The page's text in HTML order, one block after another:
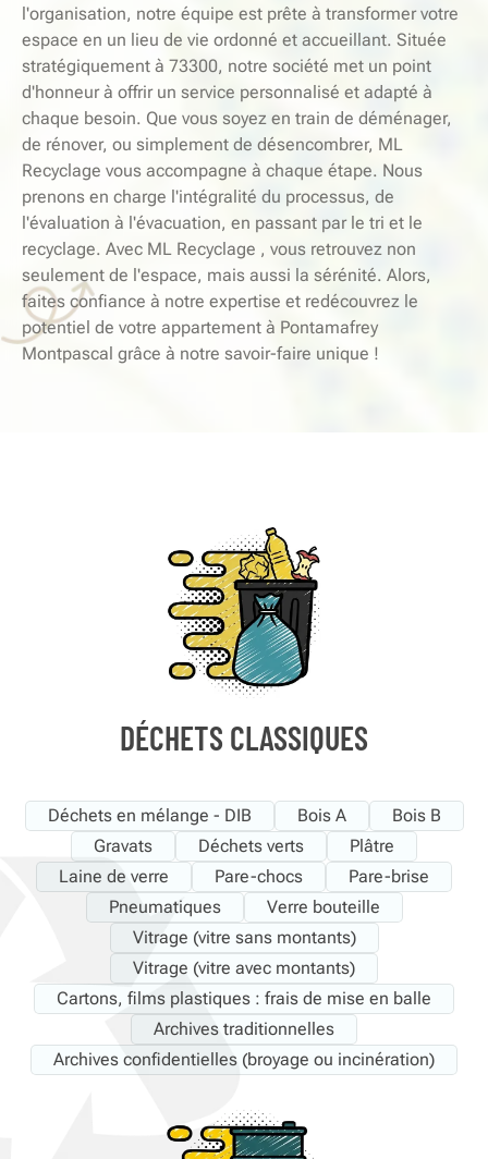
l'organisation, notre équipe est prête à transformer votre
espace en un lieu de vie ordonné et accueillant. Située
stratégiquement à 73300, notre société met un point
d'honneur à offrir un service personnalisé et adapté à
chaque besoin. Que vous soyez en train de déménager,
de rénover, ou simplement de désencombrer, ML
Recyclage vous accompagne à chaque étape. Nous
prenons en charge l'intégralité du processus, de
l'évaluation à l'évacuation, en passant par le tri et le
recyclage. Avec ML Recyclage , vous retrouvez non
seulement de l'espace, mais aussi la sérénité. Alors,
faites confiance à notre expertise et redécouvrez le
potentiel de votre appartement à Pontamafrey
Montpascal grâce à notre savoir-faire unique !
DÉCHETS CLASSIQUES
Déchets en mélange - DIB Bois A
Bois B
Gravats
Déchets verts
Plâtre
Laine de verre
Pare-chocs
Pare-brise
Pneumatiques
Verre bouteille
Vitrage (vitre sans montants)
Vitrage (vitre avec montants)
Cartons, films plastiques : frais de mise en balle
Archives traditionnelles
Archives confidentielles (broyage ou incinération)